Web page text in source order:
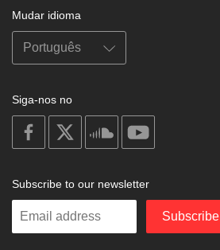
Mudar idioma
Siga-nos no
on
facebook
soundcloud
Subscribe to our newsletter
Enter
Subscribe